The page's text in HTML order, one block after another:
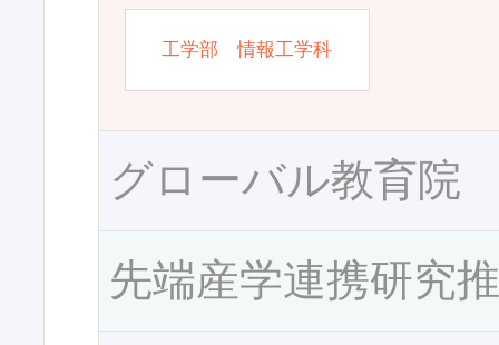
工学部 情報工学科
グローバル教育院
先端産学連携研究